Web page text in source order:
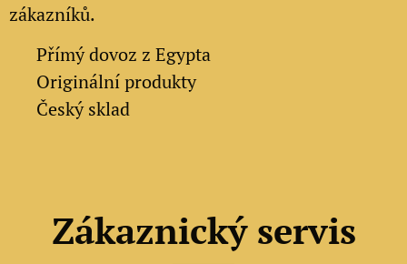
zákazníků.
Přímý dovoz z Egypta
Originální produkty
✔ Český sklad
Zákaznický servis